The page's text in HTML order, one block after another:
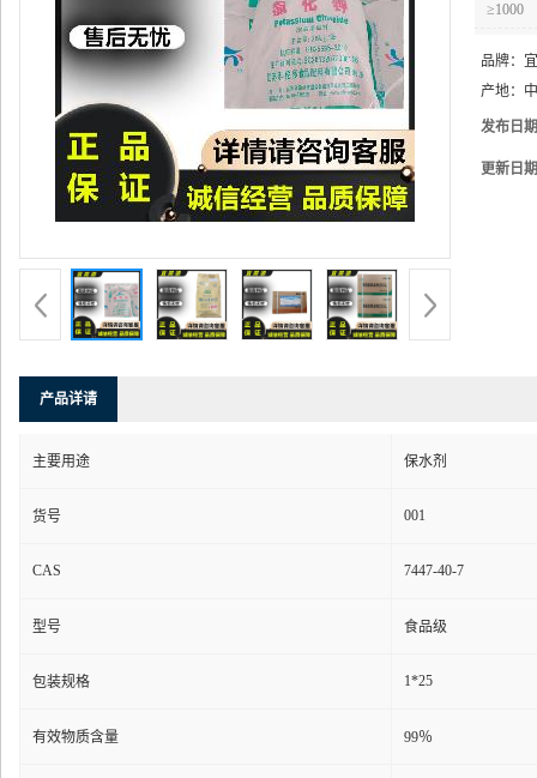
≥1000
品牌：
产地：
发布日
更新日
产品详请
主要用途 保水剂
货号 001
CAS 7447-40-7
型号 食品级
包装规格 1*25
有效物质含量 99％